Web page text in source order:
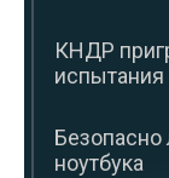
КНДР
испытания
Безопасно
ноутбука